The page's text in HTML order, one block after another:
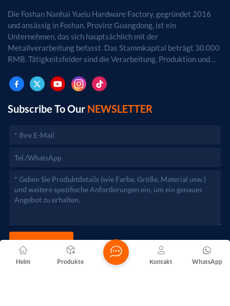
Die Foshan Nanhai Yuelu Hardware Factory, gegründet 2016
und ansässig in Foshan, Provinz Guangdong, ist ein
Unternehmen, das sich hauptsächlich mit der
Metallverarbeitung befasst. Das Stammkapital beträgt 30.000
RMB. Tätigkeitsfelder sind die Verarbeitung, Produktion und
genehmigungspflichtigen Projekten dürfen die
Geschäftstätigkeiten erst nach Genehmigung durch die
zuständigen Behörden aufgenommen werden.)
Subscribe To Our NEWSLETTER
JETZT SENDEN
Heim Produkte WhatsApp
Kontakt